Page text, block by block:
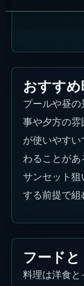
おすすめ
プールや昼
事や夕方の
が使いやす
わることがあ
サンセット
する前提で組
フード
料理は洋食